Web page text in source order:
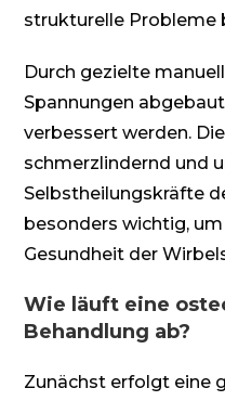
strukturelle Probleme
Durch gezielte
Spannungen
verbessert werden.
schmerzlindernd und
Selbstheilungskräfte
besonders wichtig,
Gesundheit der
Wie läuft eine
Behandlung ab?
Zunächst erfolgt eine